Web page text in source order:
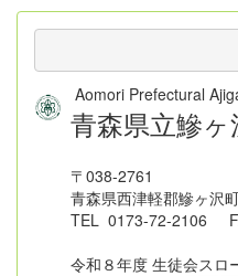
Aomori Prefectural
青森県立鰺
〒038-2761
青森県西津軽郡鰺ヶ沢
TEL 0173-72-2106
令和８年度 生徒会スロ